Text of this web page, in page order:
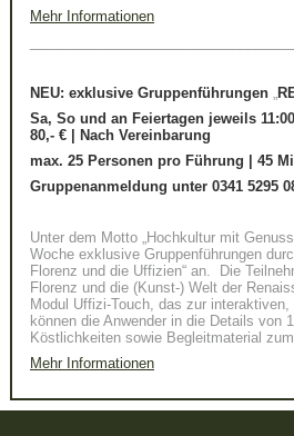
Mehr Informationen
NEU: exklusive Gruppenführungen „
Sa, So und an Feiertagen jeweils
80,- € | Nach Vereinbarung
max. 25 Personen pro Führung | 45
Gruppenanmeldung unter 0341 5295
Unter dem Motto „Hochkultur mit
Woche exklusive Gruppenführungen
Florenz und die Uffizien“ an. Die
Florenz und die (Kunst-) Welt der
Modul Uffizi-Touch, das zur
können die Anwender in die Details
Köstlichkeiten sowie Begleitmaterial
Mehr Informationen